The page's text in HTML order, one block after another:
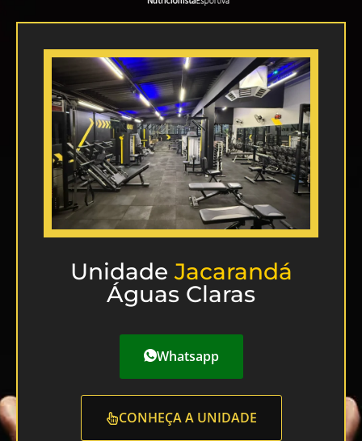
Unidade Jacarandá
Águas Claras
Whatsapp
CONHEÇA A UNIDADE